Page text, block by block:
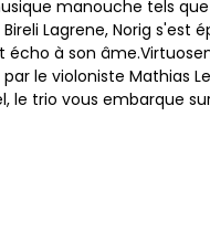
manouche tels
Lagrene, Norig s'est
écho à son
le violoniste Mathias
le trio vous embarque